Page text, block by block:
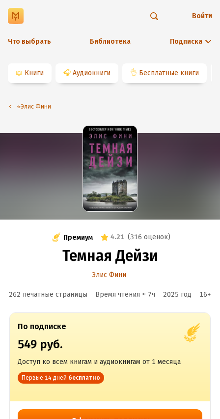
Что выбрать Библиотека Подписка
Войти
📖 Книги 🎧 Аудиокниги 👌 Бесплатные книги
⭐️Элис Фини
Премиум 4.21 (316 оценок)
Темная Дейзи
Элис Фини
262 печатные страницы Время чтения ≈ 7ч 2025 год 16+
По подписке
549 руб.
Доступ ко всем книгам и аудиокнигам от 1 месяца
Первые 14 дней бесплатно